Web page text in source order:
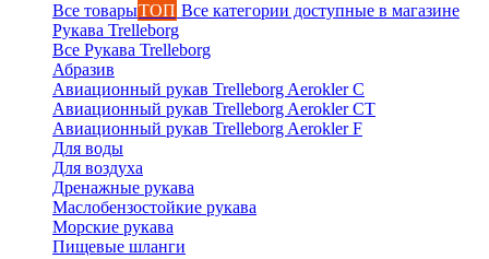
Все товарыТОП Все категории доступные в магазине
Рукава Trelleborg
Все Рукава Trelleborg
Абразив
Авиационный рукав Trelleborg Aerokler C
Авиационный рукав Trelleborg Aerokler CT
Авиационный рукав Trelleborg Aerokler F
Для воды
Для воздуха
Дренажные рукава
Маслобензостойкие рукава
Морские рукава
Пищевые шланги
Вероника
онлайн